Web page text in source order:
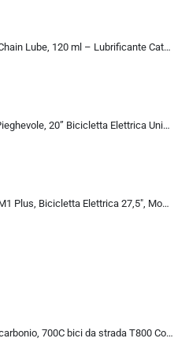
Muc-Off All-Weather Chain Lube, 120 ml – Lubrificante Catena Bici Biodegradabile, Olio Catena Bici di Tutti i Tipi – Formulat
VARUN Bici Elettrica Pieghevole, 20” Bicicletta Elettrica Unisex, Batteria Rimovibile 48V 374.4Wh, Autonomia 70Km, 7 Velocit
Eleglide Bici Elettrica M1 Plus, Bicicletta Elettrica 27,5″, Mountain Bike Elettrica, mtb elettrica Batteria Rimovibile 12,5 Ah, 21 Velocità, bicicletta elettrica pedalata assistita
KABON Bici da corsa carbonio, 700C bici da strada T800 Completamente carbonio con Shimano 105 R7000 22 velocità 8.1 KG Leg…